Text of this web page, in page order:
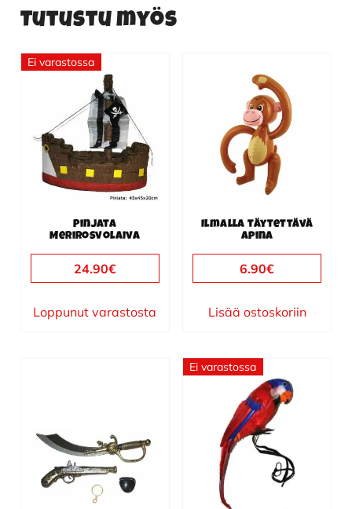
Tutustu myös
Ei varastossa
Pinjata
Merirosvolaiva
24.90€
Loppunut varastosta
Ilmalla täytettävä
apina
6.90€
Lisää ostoskoriin
Ei varastossa